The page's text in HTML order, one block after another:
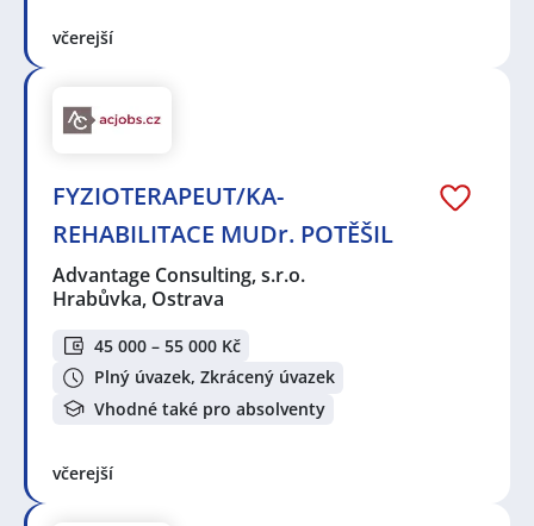
včerejší
FYZIOTERAPEUT/KA-
REHABILITACE MUDr. POTĚŠIL
Advantage Consulting, s.r.o.
Hrabůvka, Ostrava
45 000 – 55 000 Kč
Plný úvazek, Zkrácený úvazek
Vhodné také pro absolventy
včerejší